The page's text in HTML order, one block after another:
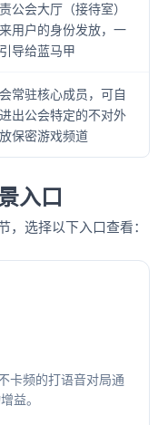
公会大厅（接待室）
用户的身份发放，一
导给蓝马甲
常驻核心成员，可自
出公会特定的不对外
保密游戏频道
入口
选择以下入口查看：
卡频的打语音对局通
益。